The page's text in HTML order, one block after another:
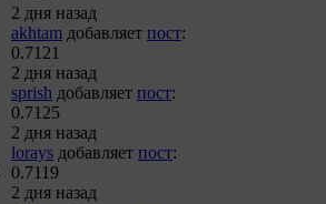
2 дня назад
akhtam добавляет пост:
0.7121
2 дня назад
sprish добавляет пост:
0.7125
2 дня назад
lorays добавляет пост:
0.7119
2 дня назад